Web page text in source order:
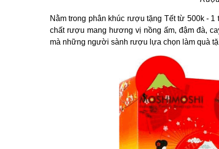
Nằm trong phân khúc rượu tặng Tết từ 500k -
chất rượu mang hương vị nồng ấm, đậm đà,
mà những người sành rượu lựa chọn làm quà